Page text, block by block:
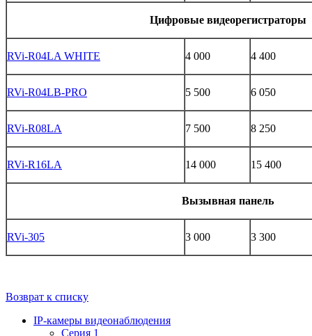
Цифровые видеорегистраторы
RVi-R04LA WHITE 4 000 4 400
RVi-R04LB-PRO 5 500 6 050
RVi-R08LA 7 500 8 250
RVi-R16LA 14 000 15 400
Вызывная панель
RVi-305 3 000 3 300
Возврат к списку
IP-камеры видеонаблюдения
Серия 1